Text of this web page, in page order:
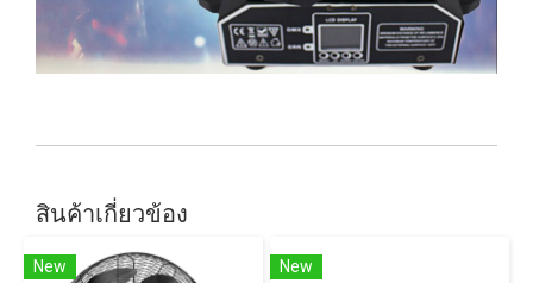
สินค้าเกี่ยวข้อง
New New